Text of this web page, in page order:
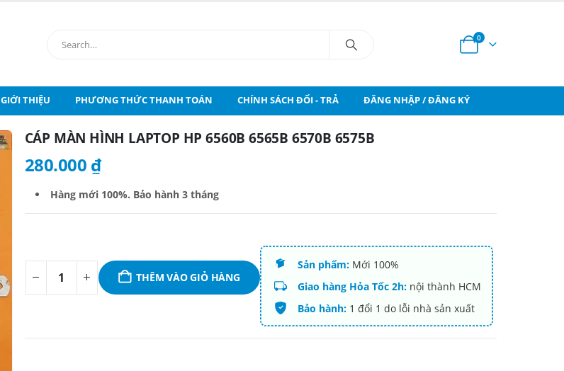
0
GIỚI THIỆU PHƯƠNG THỨC THANH TOÁN CHÍNH SÁCH ĐỔI - TRẢ ĐĂNG NHẬP / ĐĂNG KÝ
CÁP MÀN HÌNH LAPTOP HP 6560B 6565B 6570B 6575B
280.000 ₫
Hàng mới 100%. Bảo hành 3 tháng
THÊM VÀO GIỎ HÀNG
Sản phẩm: Mới 100%
Giao hàng Hỏa Tốc 2h: nội thành HCM
Bảo hành: 1 đổi 1 do lỗi nhà sản xuất